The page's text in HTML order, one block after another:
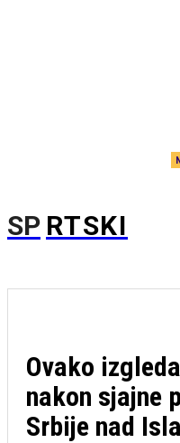
SP RTSKI
Ovako
nakon sjajne
Srbije nad